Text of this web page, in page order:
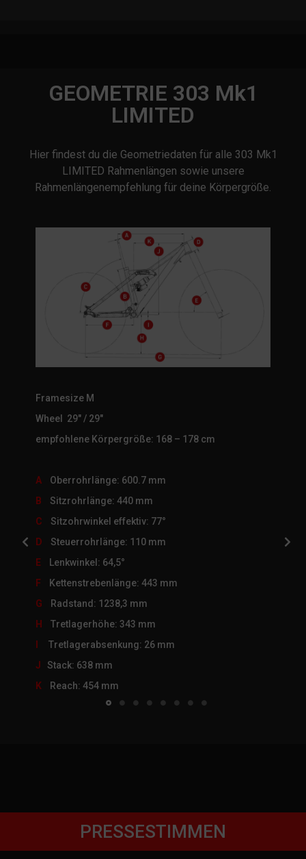
GEOMETRIE 303 Mk1
LIMITED
Hier findest du die Geometriedaten für alle 303 Mk1
LIMITED Rahmenlängen sowie unsere
Rahmenlängenempfehlung für deine Körpergröße.
Framesize M
Wheel 29″ / 29″
empfohlene Körpergröße: 168 – 178 cm
A Oberrohrlänge: 600.7 mm
B Sitzrohrlänge: 440 mm
C Sitzohrwinkel effektiv: 77°
D Steuerrohrlänge: 110 mm
E Lenkwinkel: 64,5°
F Kettenstrebenlänge: 443 mm
G Radstand: 1238,3 mm
H
Tretlagerhöhe: 343 mm
Tretlagerabsenkung: 26 mm
J Stack: 638 mm
K
Reach: 454 mm
PRESSESTIMMEN